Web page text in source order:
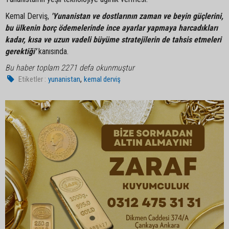
Kemal Derviş, 'Yunanistan ve dostlarının zaman ve beyin güçlerini,
bu ülkenin borç ödemelerinde ince ayarlar yapmaya harcadıkları
kadar, kısa ve uzun vadeli büyüme stratejilerin de tahsis etmeleri
gerektiği'kanısında.
Bu haber toplam 2271 defa okunmuştur
Etiketler : yunanistan,kemal derviş